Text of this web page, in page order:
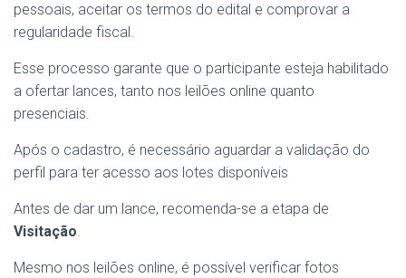
pessoais, aceitar os termos do edital e comprovar a
regularidade fiscal.
Esse processo garante que o participante esteja habilitado
a ofertar lances, tanto nos leilões online quanto
presenciais.
Após o cadastro, é necessário aguardar a validação do
perfil para ter acesso aos lotes disponíveis
Antes de dar um lance, recomenda-se a etapa de
Visitação.
Mesmo nos leilões online, é possível verificar fotos